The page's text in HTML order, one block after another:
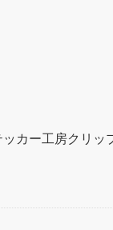
カー工房クリッ